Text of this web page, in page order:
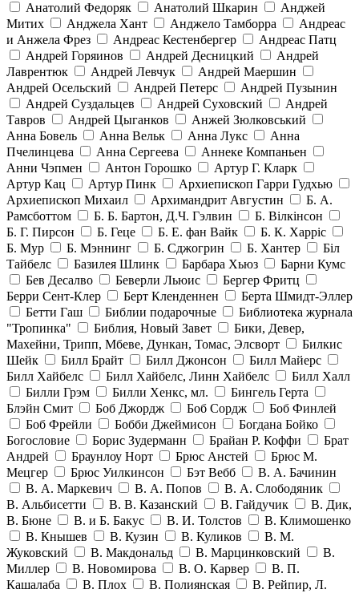
Анатолий Федоряк
Анатолий Шкарин
Анджей
Митих
Анджела Хант Анджело Тамборра
Андреас
и Анжела Фрез
Андреас Кестенбергер
Андреас Патц
Андрей Горяинов
Андрей Десницкий
Андрей
Лаврентюк
Андрей Левчук
Андрей Маершин
Андрей Осельский
Андрей Петерс
Андрей Пузынин
Андрей Суздальцев
Андрей Суховский
Андрей
Тавров
Андрей Цыганков
Анжей Зюлковський
Анна Бовель
Анна Вельк Анна Лукс
Анна
Пчелинцева
Анна Сергеева
Аннеке Компаньен
Анни Чэпмен
Антон Горошко
Артур Г. Кларк
Артур Кац
Артур Пинк
Архиепископ Гарри Гудхью
Архиепископ Михаил
Архимандрит Августин
Б. А.
Рамсботтом
Б. Б. Бартон, Д.Ч. Гэлвин
Б. Вілкінсон
Б. Г. Пирсон
Б. Геце Б. Е. фан Вайк
Б. К. Харріс
Б. Мур
Б. Мэннинг Б. Сджогрин Б. Хантер
Біл
Тайбелс
Базилея Шлинк Барбара Хьюз
Барни Кумс
Бев Десалво
Беверли Льюис
Бергер Фритц
Берри Сент-Клер
Берт Кленденнен
Берта Шмидт-Эллер
Бетти Гаш
Библии подарочные
Библиотека журнала
"Тропинка"
Библия, Новый Завет
Бики, Девер,
Махейни, Трипп, Мбеве, Дункан, Томас, Элсворт
Билкис
Шейк
Билл Брайт Билл Джонсон
Билл Майерс
Билл Хайбелс
Билл Хайбелс, Линн Хайбелс
Билл Халл
Билли Грэм
Билли Хенкс, мл.
Бингель Герта
Блэйн Смит
Боб Джордж Боб Сордж
Боб Финлей
Боб Фрейли
Бобби Джеймисон
Богдана Бойко
Богословие
Борис Зудерманн Брайан Р. Коффи
Брат
Андрей
Браунлоу Норт Брюс Анстей
Брюс М.
Мецгер
Брюс Уилкинсон Бэт Вебб
В. А. Бачинин
В. А. Маркевич
В. А. Попов
В. А. Слободяник
В. Альбисетти
В. В. Казанский В. Гайдучик
В. Дик,
В. Бюне
В. и Б. Бакус В. И. Толстов
В. Климошенко
В. Кнышев
В. Кузин В. Куликов
В. М.
Жуковский
В. Макдональд В. Марцинковский
В.
Миллер
В. Новомирова В. О. Карвер
В. П.
Кашалаба
В. Плох В. Полиянская
В. Рейпир, Л.